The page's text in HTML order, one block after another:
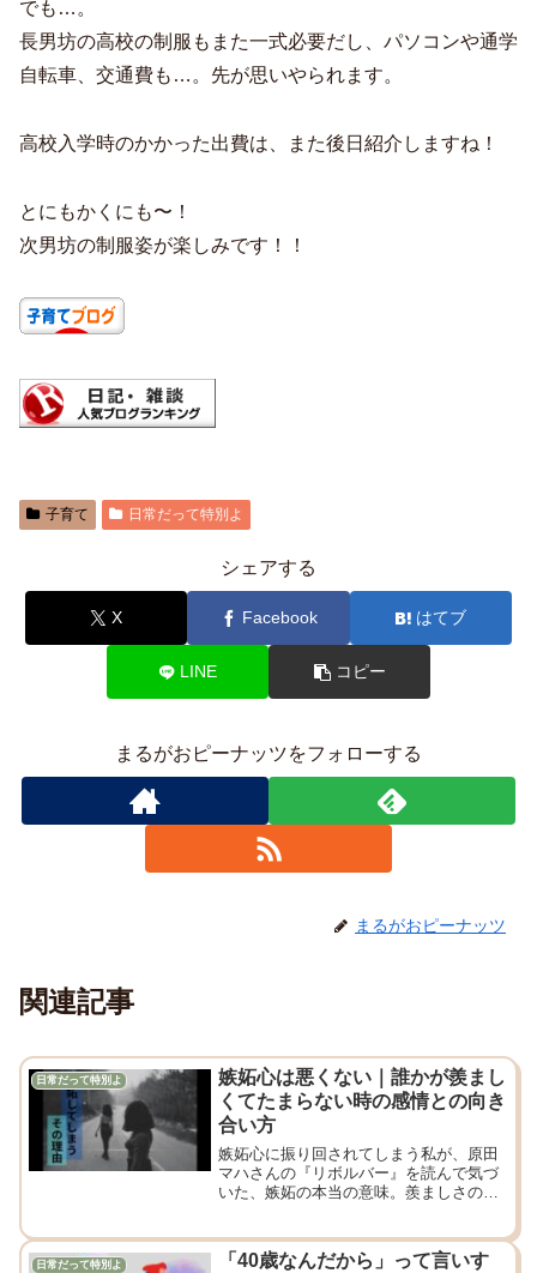
でも…。
長男坊の高校の制服もまた一式必要だし、パソコンや通学
自転車、交通費も…。先が思いやられます。
高校入学時のかかった出費は、また後日紹介しますね！
とにもかくにも〜！
次男坊の制服姿が楽しみです！！
子育て 日常だって特別よ
シェアする
X Facebook はてブ
LINE コピー
まるがおピーナッツをフォローする
まるがおピーナッツ
関連記事
日常だって特別よ
嫉妬心は悪くない｜誰かが羨まし
くてたまらない時の感情との向き
合い方
嫉妬心に振り回されてしまう私が、原田
マハさんの『リボルバー』を読んで気づ
いた、嫉妬の本当の意味。羨ましさの奥
日常だって特別よ
「40歳なんだから」って言いす